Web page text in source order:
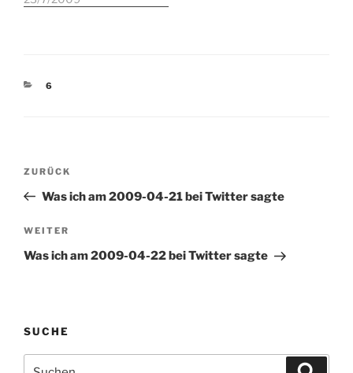
KATEGORIEN
6
Beitragsnavigation
Vorheriger
Beitrag
ZURÜCK
Was ich am 2009-04-21 bei Twitter sagte
Nächster
Beitrag
WEITER
Was ich am 2009-04-22 bei Twitter sagte
SUCHE